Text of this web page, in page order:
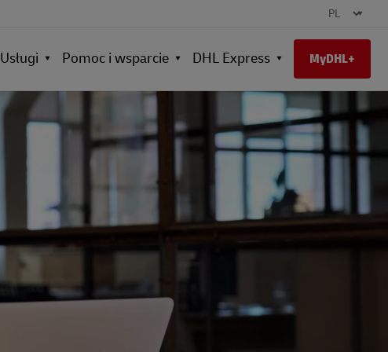
Usługi Pomoc i wsparcie DHL Express MyDHL+